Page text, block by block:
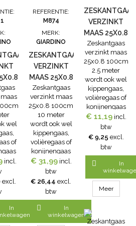
25
wel
of
is
incl.
excl.
In
REFERENTIE:
M874
MERK:
GIARDINO
ZESKANTGAAS
VERZINKT
MAAS 25X0.8
100CM 10
METER
Zeskantgaas
verzinkt maas
25x0.8 100cm
10 meter
wordt ook wel
kippengaas,
volièregaas of
konijnengaas
genoemd.
Zeskantgaas
verzinkt is
vuurverzinkt
na het
vlechten.Hierdoor
wordt een
optimale
€ 31,99 incl.
btw
€ 26,44 excl.
btw

In
winkelwagen
ZESKANTGAAS
VERZINKT
MAAS 25X0.8
100CM 2.5
METER
Zeskantgaas
verzinkt maas
25x0.8 100cm
2.5 meter
wordt ook wel
kippengaas,
volièregaas of
konijnengaas
genoemd.
Zeskantgaas
verzinkt is
vuurverzinkt
na het
wordt een
optimale
maas: 25 mm
€ 11,19 incl.
btw
€ 9,25 excl.
btw

In
Meer